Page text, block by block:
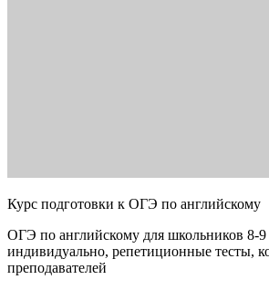
Курс подготовки к ОГЭ по английскому
ОГЭ по английскому для школьников 8-9
индивидуально, репетиционные тесты,
преподавателей